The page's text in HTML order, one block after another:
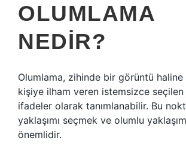
OLUMLAMA
NEDIR?
Olumlama, zihinde bir görüntü
kişiye ilham veren istemsizce
ifadeler olarak tanımlanabilir. Bu
yaklaşımı seçmek ve olumlu
önemlidir.